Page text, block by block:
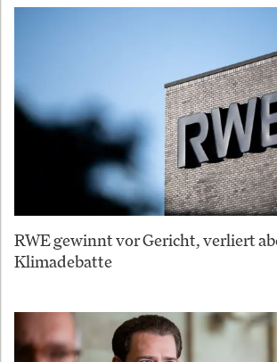
RWE gewinnt vor Gericht, verliert
Klimadebatte